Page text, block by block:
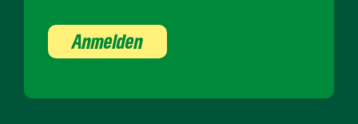
Anmelden